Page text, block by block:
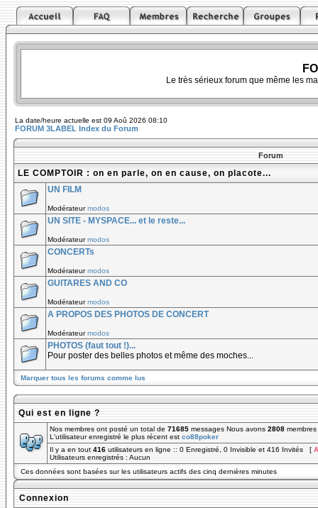
Le très sérieux forum que même les
La date/heure actuelle est 09 Aoû 2026 08:10
FORUM 3LABEL Index du Forum
Forum
LE COMPTOIR : on en parle, on en cause, on placote...
UN FILM
Modérateurmodos
UN SITE - MYSPACE... et le reste...
Modérateurmodos
CONCERTs
Modérateurmodos
GUITARES AND CO
Modérateurmodos
A PROPOS DES PHOTOS DE CONCERT
Modérateurmodos
PHOTOS (faut tout !)...
Pour poster des belles photos et même des moches...
Marquer tous les forums comme lus
Qui est en ligne ?
Nos membres ont posté un total de 71685 messages Nous avons 2808
L'utilisateur enregistré le plus récent est co88poker
Il y a en tout 416 utilisateurs en ligne :: 0 Enregistré, 0 Invisible et 416 Invités [
Utilisateurs enregistrés : Aucun
Ces données sont basées sur les utilisateurs actifs des cinq dernières minutes
Connexion